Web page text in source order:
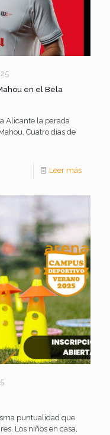
en el Bela
Alicante la parada
Cuatro días de
Leer más
puntualidad que
Los niños en casa,